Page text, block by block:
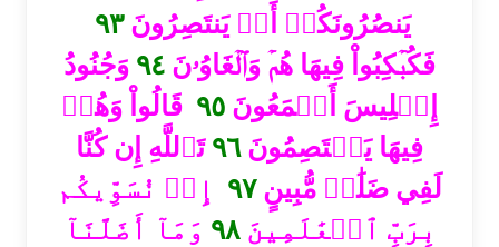
يَنصُرُونَكُمۡ أَوۡ يَنتَصِرُونَ٩٣
فَكُبۡكِبُواْ فِيهَا هُمۡ وَٱلۡغَاوُۥنَ ٩٤ وَجُنُودُ
إِبۡلِيسَ أَجۡمَعُونَ ٩٥ قَالُواْ وَهُمۡ
فِيهَا يَخۡتَصِمُونَ٩٦ تَٱللَّهِ إِن كُنَّا
لَفِي ضَلَٰلٖ مُّبِينٍ٩٧ إِذۡ نُسَوِّيكُم
بِرَبِّ ٱلۡعَٰلَمِينَ٩٨ وَمَآ أَضَلَّنَآ